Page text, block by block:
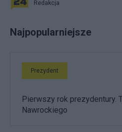
Redakcja
Najpopularniejsze
Prezydent
Pierwszy rok prezydentury.
Nawrockiego